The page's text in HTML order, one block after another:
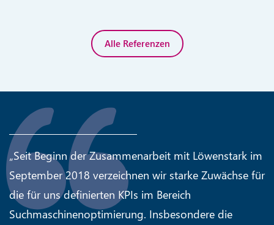
Alle Referenzen
„Seit Beginn der Zusammenarbeit mit Löwenstark im
September 2018 verzeichnen wir starke Zuwächse für
die für uns definierten KPIs im Bereich
Suchmaschinenoptimierung. Insbesondere die